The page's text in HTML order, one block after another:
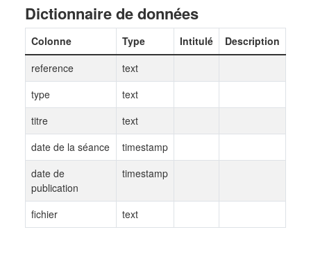
Dictionnaire de données
Colonne Type Intitulé
Description
reference
text
type
text
titre
text
date de la séance
timestamp
date de
publication
timestamp
fichier text